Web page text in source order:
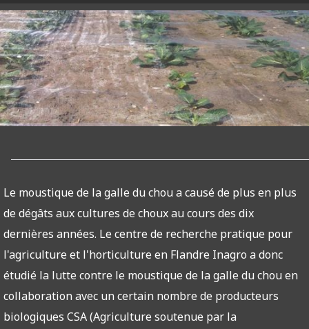
Le moustique de la galle du chou a causé de plus en plus
de dégâts aux cultures de choux au cours des dix
dernières années. Le centre de recherche pratique pour
l'agriculture et l'horticulture en Flandre Inagro a donc
étudié la lutte contre le moustique de la galle du chou en
collaboration avec un certain nombre de producteurs
biologiques CSA (Agriculture soutenue par la